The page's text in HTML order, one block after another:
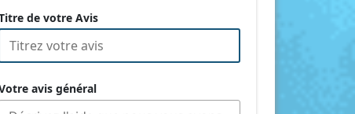
de votre Avis
avis général